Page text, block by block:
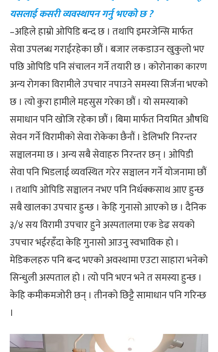
यसलाई कसरी व्यवस्थापन गर्नु भएको छ ?
–अहिले हाम्रो ओपिडि बन्द छ । तथापि इमरजेन्सि मार्फत
सेवा उपलब्ध गराईरहेका छौं । बजार लकडाउन खुकुलो भए
पछि ओपिडि पनि संचालन गर्ने तयारी छ । कोरोनाका कारण
अन्य रोगका विरामीले उपचार नपाउने समस्या सिर्जना भएको
छ । त्यो कुरा हामीले महसुस गरेका छौं । यो समस्याको
समाधान पनि खोजि रहेका छौं । बिमा मार्फत नियमित औषधि
सेवन गर्ने विरामीको सेवा रोकेका छैनौं । डेलिभरि निरन्तर
सञ्चालनमा छ । अन्य सबै सेवाहरु निरन्तर छन् । ओपिडी
सेवा पनि भिडलाई व्यवस्थित गरेर सञ्चालन गर्ने योजनामा छौं
। तथापि ओपिडि सञ्चालन नभए पनि निर्धक्कसाथ आए हुन्छ
सबै खालका उपचार हुन्छ । केहि गुनासो आएको छ । दैनिक
३/४ सय विरामी उपचार हुने अस्पतालमा एक डेढ सयको
उपचार भईरहँदा केहि गुनासो आउनु स्वभाविक हो ।
मेडिकलहरु पनि बन्द भएको अवस्थामा एउटा साहारा भनेको
सिन्धुली अस्पताल हो । त्यो पनि भएन भने त समस्या हुन्छ ।
केहि कमीकमजोरी छन् । तीनको छिट्टै सामाधान पनि गरिन्छ
।